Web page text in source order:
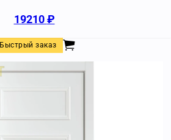
19210₽
Быстрый заказ